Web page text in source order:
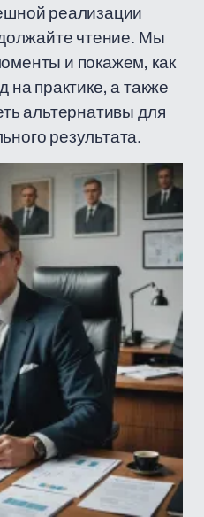
реализации
чтение. Мы
и покажем, как
на практике, а также
альтернативы для
результата.